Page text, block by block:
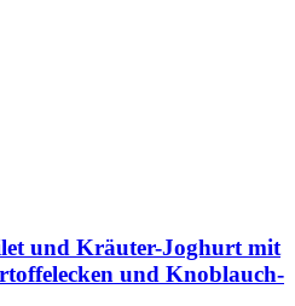
und Kräuter-Joghurt mit
und Knoblauch-